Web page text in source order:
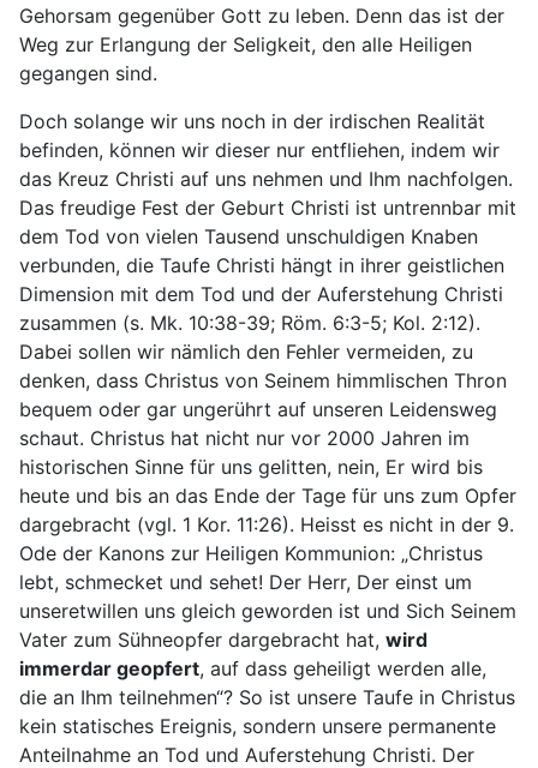
Gehorsam gegenüber Gott zu leben. Denn das ist der
Weg zur Erlangung der Seligkeit, den alle Heiligen
gegangen sind.
Doch solange wir uns noch in der irdischen Realität
befinden, können wir dieser nur entfliehen, indem wir
das Kreuz Christi auf uns nehmen und Ihm nachfolgen.
Das freudige Fest der Geburt Christi ist untrennbar mit
dem Tod von vielen Tausend unschuldigen Knaben
verbunden, die Taufe Christi hängt in ihrer geistlichen
Dimension mit dem Tod und der Auferstehung Christi
zusammen (s. Mk. 10:38-39; Röm. 6:3-5; Kol. 2:12).
Dabei sollen wir nämlich den Fehler vermeiden, zu
denken, dass Christus von Seinem himmlischen Thron
bequem oder gar ungerührt auf unseren Leidensweg
schaut. Christus hat nicht nur vor 2000 Jahren im
historischen Sinne für uns gelitten, nein, Er wird bis
heute und bis an das Ende der Tage für uns zum Opfer
dargebracht (vgl. 1 Kor. 11:26). Heisst es nicht in der 9.
Ode der Kanons zur Heiligen Kommunion: „Christus
lebt, schmecket und sehet! Der Herr, Der einst um
unseretwillen uns gleich geworden ist und Sich Seinem
Vater zum Sühneopfer dargebracht hat, wird
immerdar geopfert, auf dass geheiligt werden alle,
die an Ihm teilnehmen“? So ist unsere Taufe in Christus
kein statisches Ereignis, sondern unsere permanente
Anteilnahme an Tod und Auferstehung Christi. Der